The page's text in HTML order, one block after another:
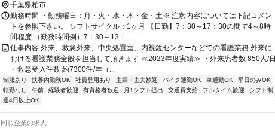
千葉県柏市
勤務時間 ・勤務曜日：月・火・水・木・金・土※ 注釈内容については下記コメン
トを参照下さい。 シフトサイクル：1ヶ月 【日勤】7：30～17：30の間で4～8時
間程度 （勤務時間例）7：30～13：...
仕事内容 外来、救急外来、中央処置室、内視鏡センターなどでの看護業務 外来に
おける看護業務全般を担当して頂きます ≪2023年度実績≫ ・外来患者数 850人/日
・救急受入件数 約7300件/年（...
制服あり 扶養内勤務OK 社員登用あり 主婦・主夫歓迎 バイク通勤OK 車通勤OK
平日のみOK
転勤なし
午前 経験者歓迎 有資格者歓迎 月1シフト提出 交通費支給 フルタイム歓迎
シフト制
週4日以上OK
同じ企業の求人